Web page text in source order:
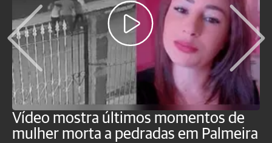
Vídeo mostra últimos momentos de
mulher morta a pedradas em Palmeira